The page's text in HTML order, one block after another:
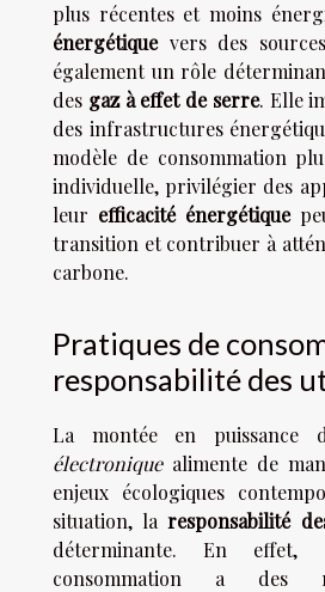
plus récentes et moins
énergétiquevers des
également un rôle
des gaz à effet de serre. Elle
des infrastructures
modèle de consommation
individuelle, privilégier des
leur efficacité énergétique
transition et contribuer à
carbone.
Pratiques de
responsabilité des
La montée en puissance
électroniquealimente de
enjeux écologiques
situation, laresponsabilité
déterminante. En effet,
consommation a des